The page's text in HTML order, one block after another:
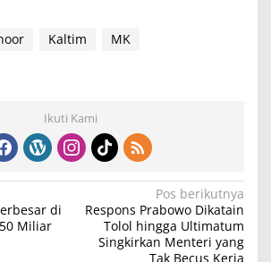
Kaltim
MK
Ikuti Kami
di
Miliar
Pos berikutnya
Respons Prabowo Dikatain
Tolol hingga Ultimatum
Singkirkan Menteri yang
Tak Becus Kerja